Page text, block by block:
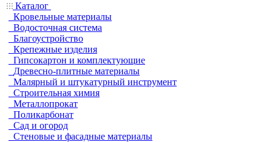
Каталог
Кровельные материалы
Водосточная система
Благоустройство
Крепежные изделия
Гипсокартон и комплектующие
Древесно-плитные материалы
Малярный и штукатурный инструмент
Строительная химия
Металлопрокат
Поликарбонат
Сад и огород
Стеновые и фасадные материалы